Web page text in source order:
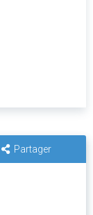
Partager